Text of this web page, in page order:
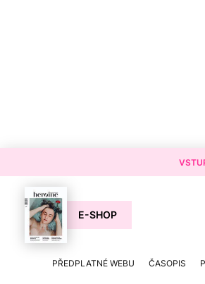
E-SHOP
PŘEDPLATNÉ WEBU ČASOPIS